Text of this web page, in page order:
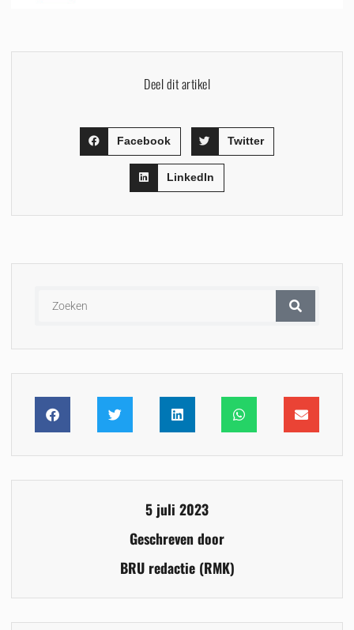
Deel dit artikel
Facebook Twitter
LinkedIn
5 juli 2023
Geschreven door
BRU redactie (RMK)